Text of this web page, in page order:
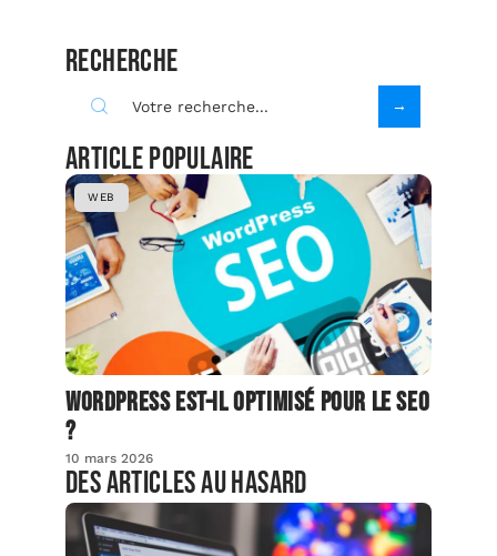
Recherche
Article populaire
WEB
Wordpress est-il optimisé pour le SEO
?
10 mars 2026
Des articles au hasard